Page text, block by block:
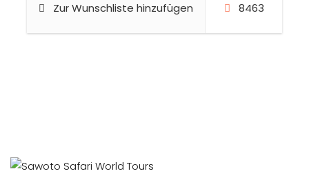
Zur Wunschliste hinzufügen 8463